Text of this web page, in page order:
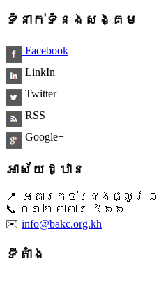
ទំនាក់ទំនងសង្គម
Facebook
LinkIn
Twitter
RSS
Google+
អាស័យដ្ឋាន
📍 អគារកាច់ជ្រុងផ្លូវ
📞 ​០១២ ៧៧១ ៥៦៦
✉️ info@bakc.org.kh
ទីតាំង